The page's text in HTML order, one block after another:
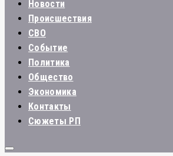
Новости
Происшествия
СВО
Событие
Политика
Общество
Экономика
Контакты
Сюжеты РП